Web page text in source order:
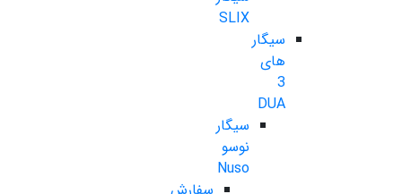
SLIX
سیگار
های
3
DUA
سیگار
نوسو
Nuso